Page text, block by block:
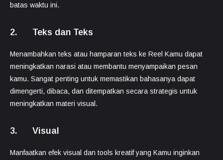
batas waktu ini.
2. Teks dan Teks
Menambahkan teks atau hamparan teks ke Reel Kamu dapat
meningkatkan narasi atau membantu menyampaikan pesan
kamu. Sangat penting untuk memastikan bahasanya dapat
dimengerti, dibaca, dan ditempatkan secara strategis untuk
meningkatkan materi visual.
3. Visual
Manfaatkan efek visual dan tools kreatif yang Kamu inginkan